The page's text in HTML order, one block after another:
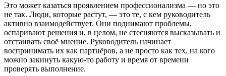
Это может казаться проявлением профессионализма — но это
не так. Люди, которые растут, — это те, с кем руководитель
активно взаимодействует. Они поднимают проблемы,
оспаривают решения и, в целом, не стесняются высказывать и
отстаивать своё мнение. Руководитель начинает
воспринимать их как партнёров, а не просто как тех, на кого
можно закинуть какую-то работу и время от времени
проверять выполнение.